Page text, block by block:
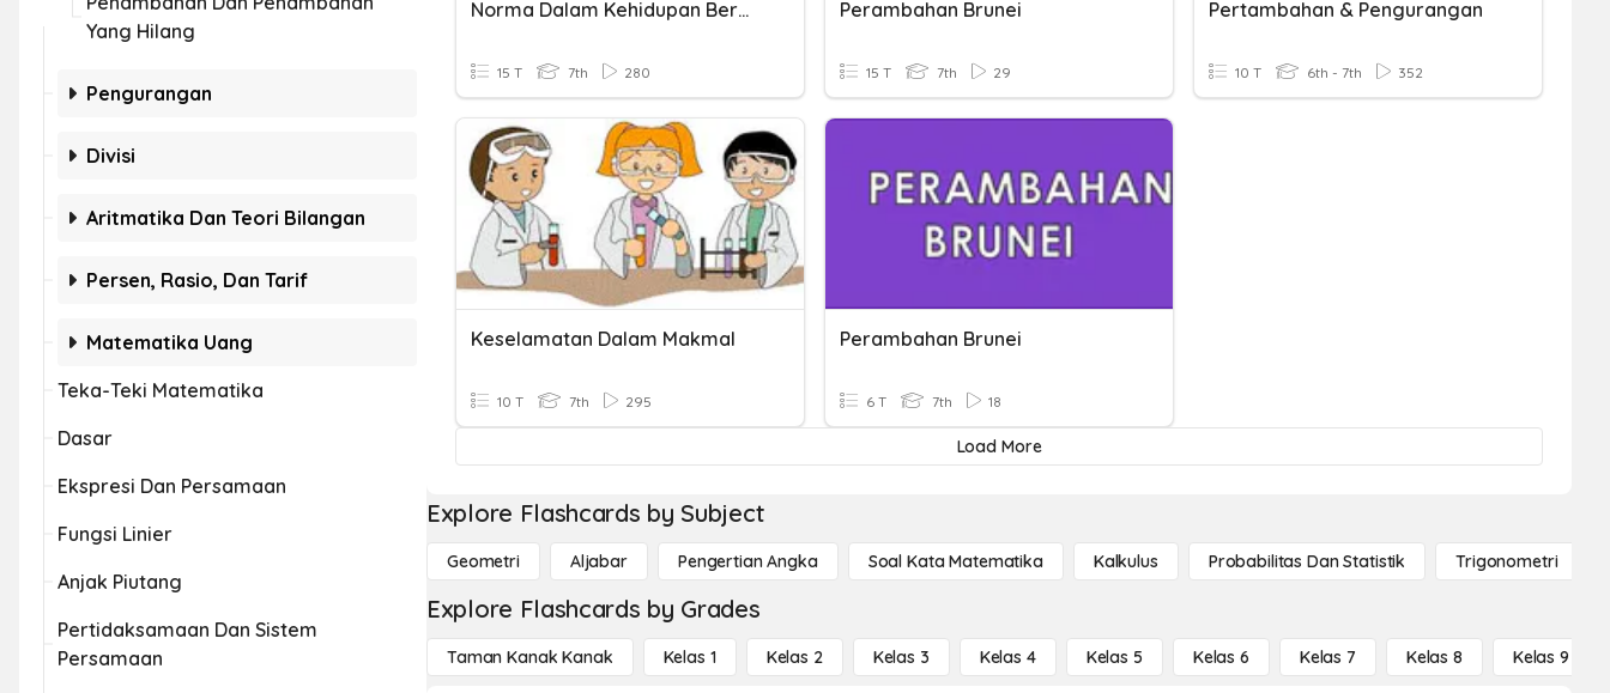
Yang Hilang
Pengurangan
Divisi
Aritmatika Dan Teori Bilangan
Persen, Rasio, Dan Tarif
Matematika Uang
Teka-Teki Matematika
Dasar
Ekspresi Dan Persamaan
Fungsi Linier
Anjak Piutang
Pertidaksamaan Dan Sistem
Persamaan
Norma Dalam Kehidupan Bermasyarakat
15 T 7th 280
Perambahan Brunei
15 T 7th 29
Pertambahan & Pengurangan
10 T 6th - 7th 352
Keselamatan Dalam Makmal
10 T 7th 295
Perambahan Brunei
6 T 7th 18
Load More
Explore Flashcards by Subject
Geometri Aljabar Pengertian Angka Soal Kata Matematika Kalkulus Probabilitas Dan Statistik Trigonometri
Explore Flashcards by Grades
Taman Kanak Kanak Kelas 1 Kelas 2 Kelas 3 Kelas 4 Kelas 5 Kelas 6 Kelas 7 Kelas 8 Kelas 9